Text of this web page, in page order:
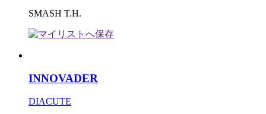
SMASH T.H.
INNOVADER
DIACUTE